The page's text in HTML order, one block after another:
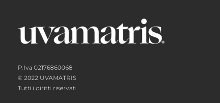
P.Iva 02176860068
© 2022 UVAMATRIS
Tutti i diritti riservati